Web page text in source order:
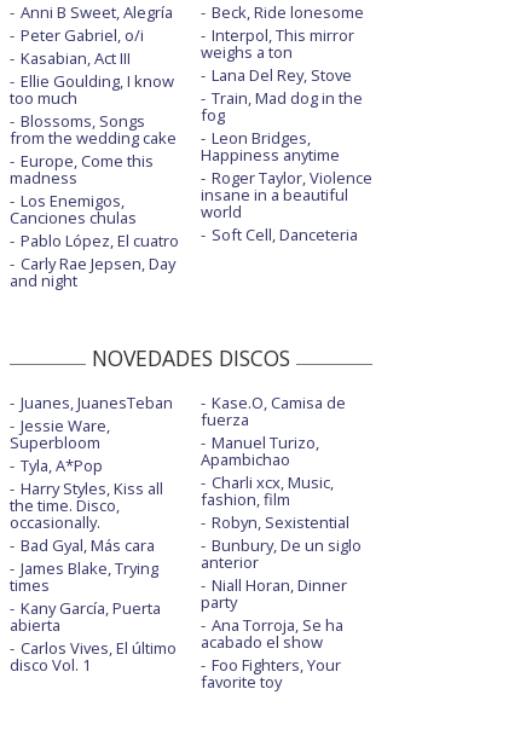
Anni B Sweet, Alegría
Peter Gabriel, o/i
Kasabian, Act III
Ellie Goulding, I know
too much
Blossoms, Songs
from the wedding cake
Europe, Come this
madness
Los Enemigos,
Canciones chulas
Pablo López, El cuatro
Carly Rae Jepsen, Day
and night
Beck, Ride lonesome
Interpol, This mirror
weighs a ton
Lana Del Rey, Stove
Train, Mad dog in the
fog
Leon Bridges,
Happiness anytime
Roger Taylor, Violence
insane in a beautiful
world
Soft Cell, Danceteria
NOVEDADES DISCOS
Juanes, JuanesTeban
Jessie Ware,
Superbloom
Tyla, A*Pop
Harry Styles, Kiss all
the time. Disco,
occasionally.
Bad Gyal, Más cara
James Blake, Trying
times
Kany García, Puerta
abierta
Carlos Vives, El último
disco Vol. 1
Kase.O, Camisa de
fuerza
Manuel Turizo,
Apambichao
Charli xcx, Music,
fashion, film
Robyn, Sexistential
Bunbury, De un siglo
anterior
Niall Horan, Dinner
party
Ana Torroja, Se ha
acabado el show
Foo Fighters, Your
favorite toy